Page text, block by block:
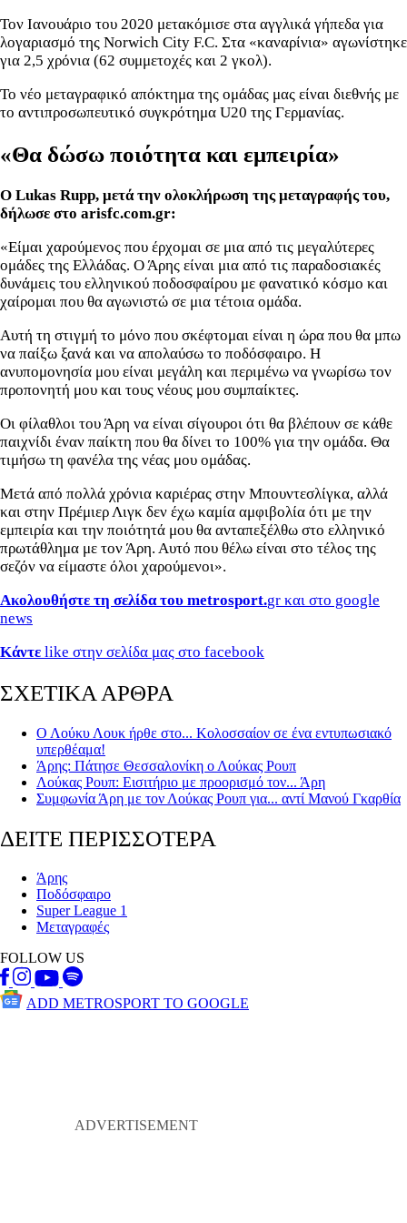
Τον Ιανουάριο του 2020 μετακόμισε στα αγγλικά γήπεδα για
λογαριασμό της Norwich City F.C. Στα «καναρίνια» αγωνίστηκε
για 2,5 χρόνια (62 συμμετοχές και 2 γκολ).
Το νέο μεταγραφικό απόκτημα της ομάδας μας είναι διεθνής με
το αντιπροσωπευτικό συγκρότημα U20 της Γερμανίας.
«Θα δώσω ποιότητα και εμπειρία»
Ο Lukas Rupp, μετά την ολοκλήρωση της μεταγραφής του,
δήλωσε στο arisfc.com.gr:
«Είμαι χαρούμενος που έρχομαι σε μια από τις μεγαλύτερες
ομάδες της Ελλάδας. Ο Άρης είναι μια από τις παραδοσιακές
δυνάμεις του ελληνικού ποδοσφαίρου με φανατικό κόσμο και
χαίρομαι που θα αγωνιστώ σε μια τέτοια ομάδα.
Αυτή τη στιγμή το μόνο που σκέφτομαι είναι η ώρα που θα μπω
να παίξω ξανά και να απολαύσω το ποδόσφαιρο. Η
ανυπομονησία μου είναι μεγάλη και περιμένω να γνωρίσω τον
προπονητή μου και τους νέους μου συμπαίκτες.
Οι φίλαθλοι του Άρη να είναι σίγουροι ότι θα βλέπουν σε κάθε
παιχνίδι έναν παίκτη που θα δίνει το 100% για την ομάδα. Θα
τιμήσω τη φανέλα της νέας μου ομάδας.
Μετά από πολλά χρόνια καριέρας στην Μπουντεσλίγκα, αλλά
και στην Πρέμιερ Λιγκ δεν έχω καμία αμφιβολία ότι με την
εμπειρία και την ποιότητά μου θα ανταπεξέλθω στο ελληνικό
πρωτάθλημα με τον Άρη. Αυτό που θέλω είναι στο τέλος της
σεζόν να είμαστε όλοι χαρούμενοι».
Ακολουθήστε τη σελίδα του metrosport.gr και στο google
news
Κάντε like στην σελίδα μας στο facebook
ΣΧΕΤΙΚΑ ΑΡΘΡΑ
Ο Λούκυ Λουκ ήρθε στο... Κολοσσαίον σε ένα εντυπωσιακό
υπερθέαμα!
Άρης: Πάτησε Θεσσαλονίκη ο Λούκας Ρουπ
Λούκας Ρουπ: Εισιτήριο με προορισμό τον... Άρη
Συμφωνία Άρη με τον Λούκας Ρουπ για... αντί Μανού Γκαρθία
ΔΕΙΤΕ ΠΕΡΙΣΣΟΤΕΡΑ
Άρης
Ποδόσφαιρο
Super League 1
Μεταγραφές
FOLLOW US
ADD METROSPORT TO GOOGLE